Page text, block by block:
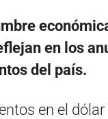
en los
del país.
en el